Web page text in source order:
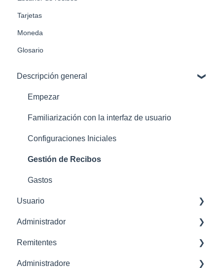
Tarjetas
Moneda
Glosario
Descripción general
Empezar
Familiarización con la interfaz de usuario
Configuraciones Iniciales
Gestión de Recibos
Gastos
Usuario
Eliminar usuario
Administrador
Administrador de configuración
Remitentes
Perfil
Administradore